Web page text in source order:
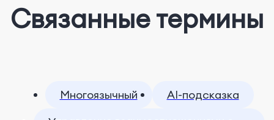
Связанные термины
Многоязычный
AI-подсказка